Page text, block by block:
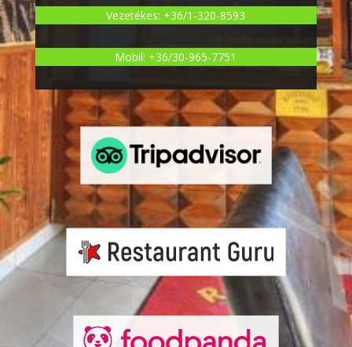
Vezetékes: +36/1-320-8593
Mobil: +36/30-965-7751